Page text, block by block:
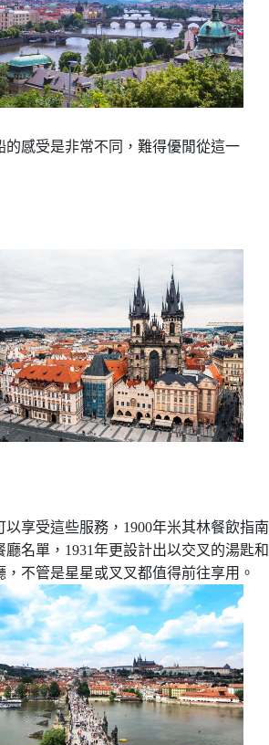
感受是非常不同，難得優閒從這一
享受這些服務，1900年米其林餐飲指南
名單，1931年更設計出以交叉的湯匙和
不管是星星或叉叉都值得前往享用。